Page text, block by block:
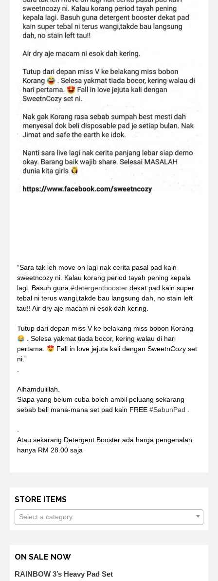
“Sara tak leh move on lagi nak cerita pasal pad kain
sweetncozy ni. Kalau korang period tayah pening kepala
lagi. Basuh guna #detergentbooster dekat pad kain super
tebal ni terus wangi,takde bau langsung dah, no stain left
tau!! Air dry aje macam ni esok dah kering.
Tutup dari depan miss V ke belakang miss bobon Korang
. Selesa yakmat tiada bocor, kering walau di hari
pertama.
Fall in love jejuta kali dengan SweetnCozy set
ni.”
.
Alhamdulillah.
Siapa yang belum cuba boleh ambil peluang sekarang
sebab beli mana-mana set pad kain FREE #SabunPad .
.
Atau sekarang Detergent Booster ada harga pengenalan
hanya RM 28.00 saja
STORE ITEMS
Select a category
ON SALE NOW
RAINBOW 3’s Heavy Pad Set